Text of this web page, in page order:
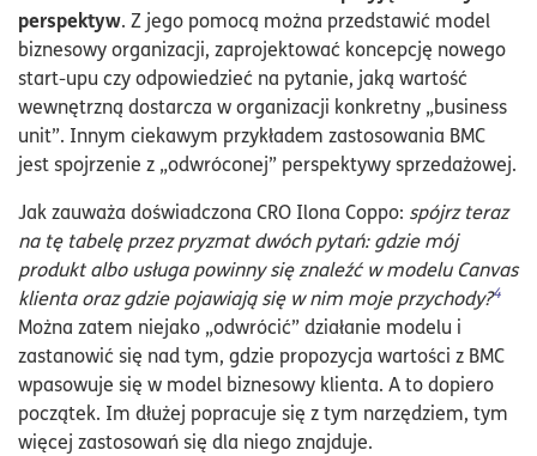
perspektyw. Z jego pomocą można przedstawić model
biznesowy organizacji, zaprojektować koncepcję nowego
start-upu czy odpowiedzieć na pytanie, jaką wartość
wewnętrzną dostarcza w organizacji konkretny „business
unit”. Innym ciekawym przykładem zastosowania BMC
jest spojrzenie z „odwróconej” perspektywy sprzedażowej.
Jak zauważa doświadczona CRO Ilona Coppo: spójrz teraz
na tę tabelę przez pryzmat dwóch pytań: gdzie mój
produkt albo usługa powinny się znaleźć w modelu Canvas
klienta oraz gdzie pojawiają się w nim moje przychody?4
Można zatem niejako „odwrócić” działanie modelu i
zastanowić się nad tym, gdzie propozycja wartości z BMC
wpasowuje się w model biznesowy klienta. A to dopiero
początek. Im dłużej popracuje się z tym narzędziem, tym
więcej zastosowań się dla niego znajduje.